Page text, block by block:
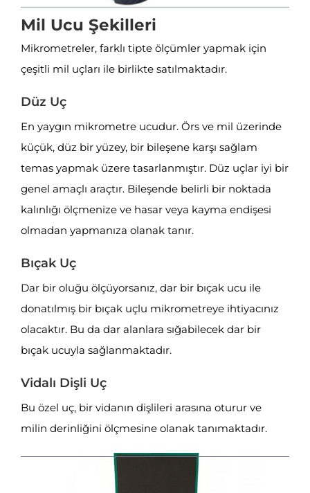
Mil Ucu Şekilleri
Mikrometreler, farklı tipte ölçümler yapmak için
çeşitli mil uçları ile birlikte satılmaktadır.
Düz Uç
En yaygın mikrometre ucudur. Örs ve mil üzerinde
küçük, düz bir yüzey, bir bileşene karşı sağlam
temas yapmak üzere tasarlanmıştır. Düz uçlar iyi bir
genel amaçlı araçtır. Bileşende belirli bir noktada
kalınlığı ölçmenize ve hasar veya kayma endişesi
olmadan yapmanıza olanak tanır.
Bıçak Uç
Dar bir oluğu ölçüyorsanız, dar bir bıçak ucu ile
donatılmış bir bıçak uçlu mikrometreye ihtiyacınız
olacaktır. Bu da dar alanlara sığabilecek dar bir
bıçak ucuyla sağlanmaktadır.
Vidalı Dişli Uç
Bu özel uç, bir vidanın dişlileri arasına oturur ve
milin derinliğini ölçmesine olanak tanımaktadır.